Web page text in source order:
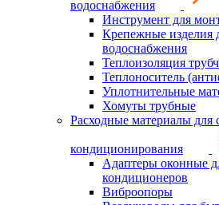
водоснабжения
Инструмент для
Крепежные изделия
водоснабжения
Теплоизоляция
Теплоноситель
Уплотнительные
Хомуты трубные
Расходные материалы для
кондиционирования
Адаптеры оконные
кондиционеров
Виброопоры